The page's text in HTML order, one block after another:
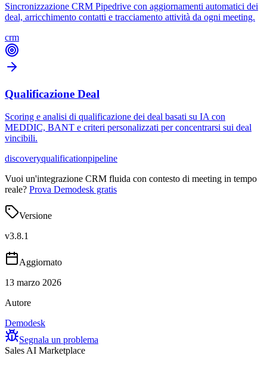
Sincronizzazione CRM Pipedrive con aggiornamenti automatici dei
deal, arricchimento contatti e tracciamento attività da ogni meeting.
crm
Qualificazione Deal
Scoring e analisi di qualificazione dei deal basati su IA con
MEDDIC, BANT e criteri personalizzati per concentrarsi sui deal
vincibili.
discoveryqualificationpipeline
Vuoi un'integrazione CRM fluida con contesto di meeting in tempo
reale? Prova Demodesk gratis
Versione
v3.8.1
Aggiornato
13 marzo 2026
Autore
Demodesk
Segnala un problema
Sales AI Marketplace